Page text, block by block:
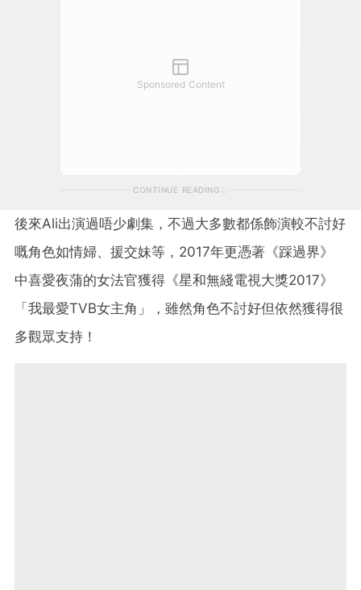
Sponsored Content
CONTINUE READING
後來Ali出演過唔少劇集，不過大多數都係飾演較不討好
嘅角色如情婦、援交妹等，2017年更憑著《踩過界》
中喜愛夜蒲的女法官獲得《星和無綫電視大獎2017》
「我最愛TVB女主角」，雖然角色不討好但依然獲得很
多觀眾支持！